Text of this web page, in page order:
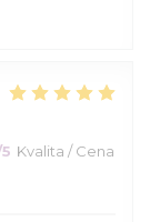
Kvalita / Cena